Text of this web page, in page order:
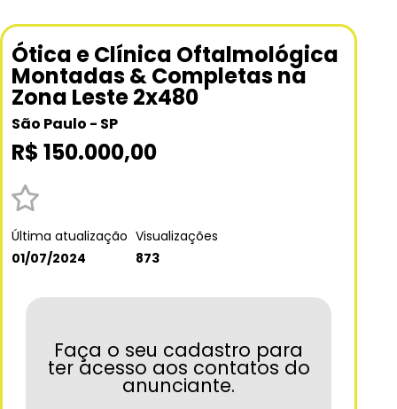
Ótica e Clínica Oftalmológica
Montadas & Completas na
Zona Leste 2x480
São Paulo - SP
R$ 150.000,00
Última atualização
01/07/2024
Visualizações
873
Faça o seu cadastro para
ter acesso aos contatos do
anunciante.